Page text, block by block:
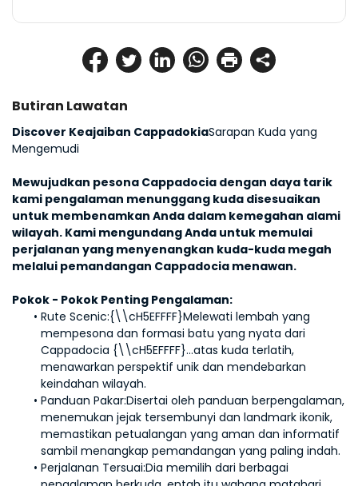
Butiran Lawatan
Discover Keajaiban CappadokiaSarapan Kuda yang
Mengemudi
Mewujudkan pesona Cappadocia dengan daya tarik
kami pengalaman menunggang kuda disesuaikan
untuk membenamkan Anda dalam kemegahan alami
wilayah. Kami mengundang Anda untuk memulai
perjalanan yang menyenangkan kuda-kuda megah
melalui pemandangan Cappadocia menawan.
Pokok - Pokok Penting Pengalaman:
Rute Scenic:{\\cH5EFFFF}Melewati lembah yang
mempesona dan formasi batu yang nyata dari
Cappadocia {\\cH5EFFFF}...atas kuda terlatih,
menawarkan perspektif unik dan mendebarkan
keindahan wilayah.
Panduan Pakar:Disertai oleh panduan berpengalaman,
menemukan jejak tersembunyi dan landmark ikonik,
memastikan petualangan yang aman dan informatif
sambil menangkap pemandangan yang paling indah.
Perjalanan Tersuai:Dia memilih dari berbagai